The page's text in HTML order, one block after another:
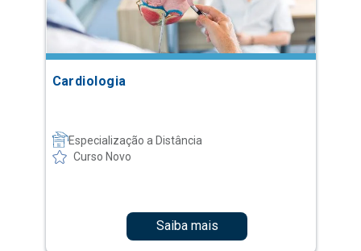
Cardiologia
Especialização a Distância
Curso Novo
Saiba mais